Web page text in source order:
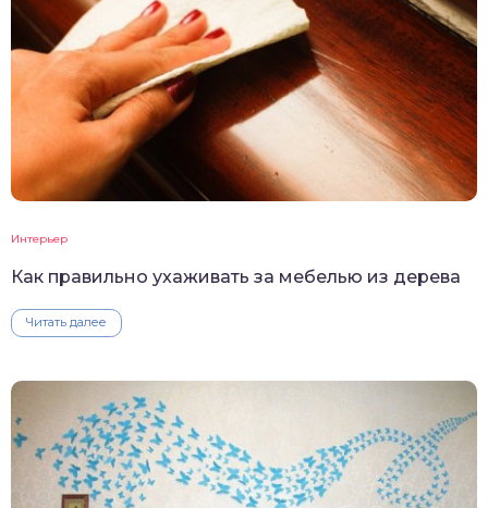
Интерьер
Как правильно ухаживать за мебелью из дерева
Читать далее